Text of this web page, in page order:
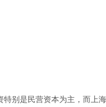
是民营资本为主，而上海